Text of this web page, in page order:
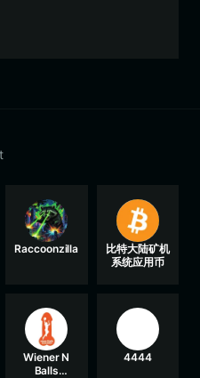
Raccoonzilla
比特大陆矿机
系统应用币
Wiener N
Balls
4444